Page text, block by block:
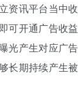
资讯平台当中
开通广告
产生对应
期持续产